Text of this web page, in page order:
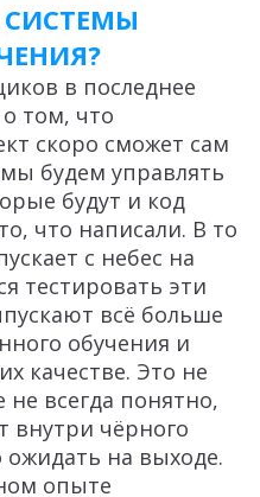
СИСТЕМЫ
в последнее
том, что
скоро сможет сам
будем управлять
будут и код
что написали. В то
с небес на
тестировать эти
всё больше
обучения и
качестве. Это не
всегда понятно,
внутри чёрного
на выходе.
опыте